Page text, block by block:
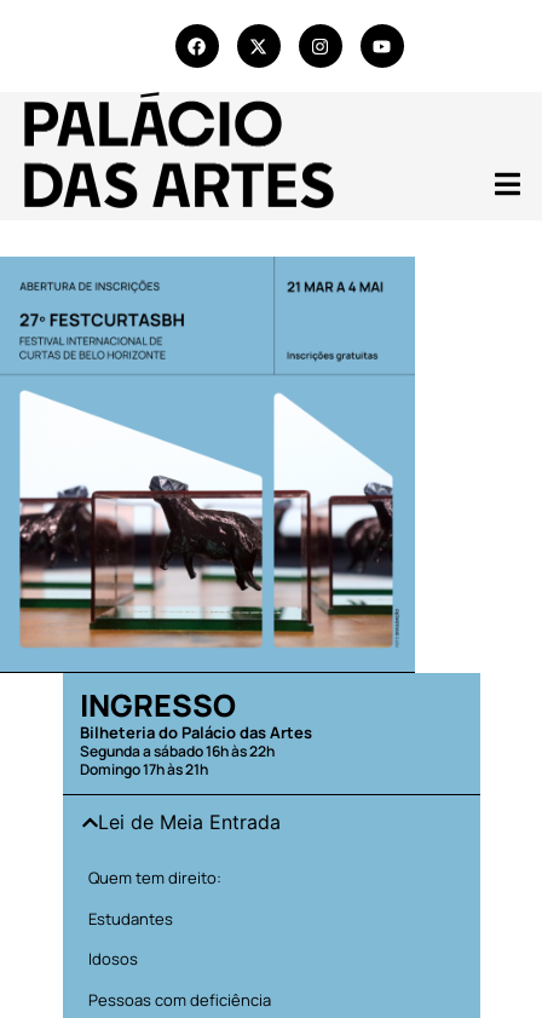
INGRESSO
Bilheteria do Palácio das Artes
Segunda a sábado 16h às 22h
Domingo 17h às 21h
Lei de Meia Entrada
Quem tem direito:
Estudantes
Idosos
Pessoas com deficiência